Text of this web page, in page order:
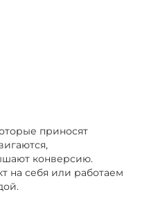
приносят
конверсию.
на себя или работаем